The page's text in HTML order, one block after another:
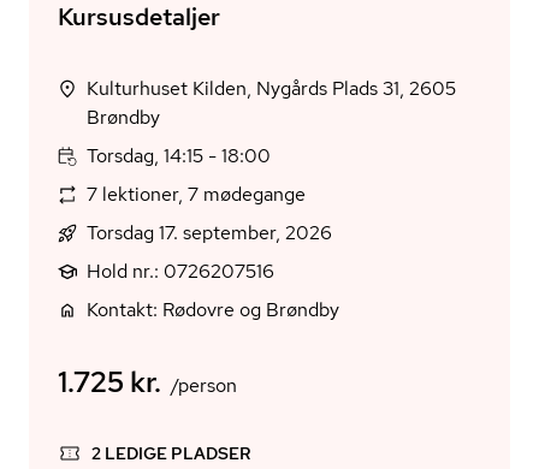
Kursusdetaljer
Kulturhuset Kilden, Nygårds Plads 31, 2605
Brøndby
Torsdag, 14:15 - 18:00
7 lektioner, 7 mødegange
Torsdag 17. september, 2026
Hold nr.: 0726207516
Kontakt: Rødovre og Brøndby
1.725 kr. /person
2 LEDIGE PLADSER